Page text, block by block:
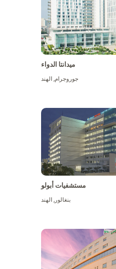
ميدانتا الدواء
جوروجرام,الهند
مستشفيات أبولو
بنغالور,الهند